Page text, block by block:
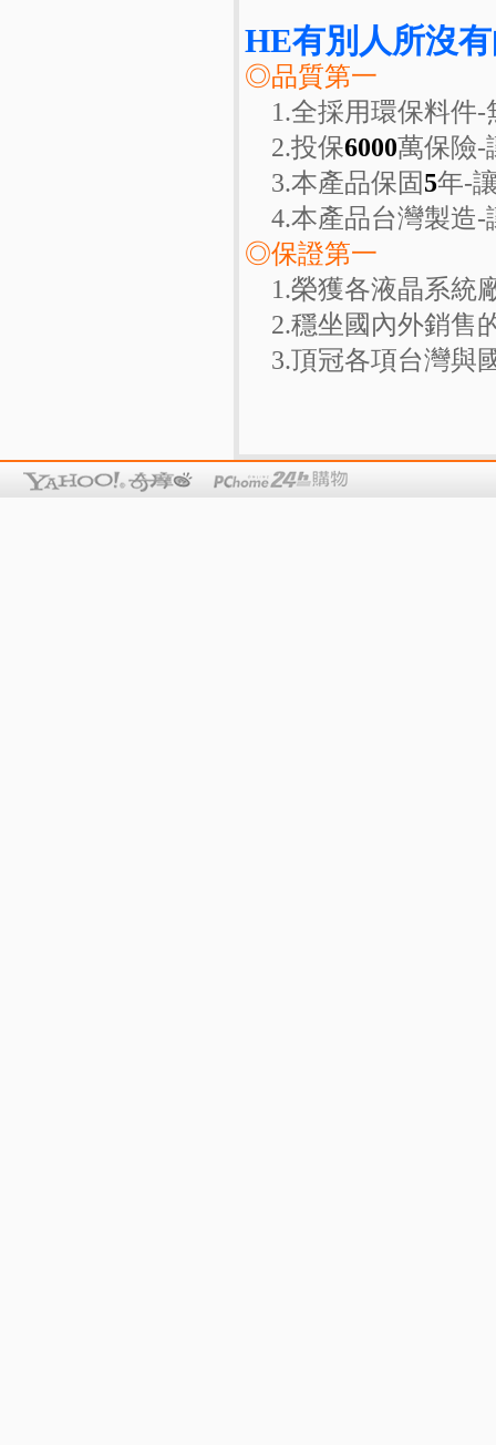
HE有別人所沒
◎品質第一
1.全採用環保料件-
2.投保6000萬保險-
3.本產品保固5年-
4.本產品台灣製造-
◎保證第一
1.榮獲各液晶系統
2.穩坐國內外銷售
3.頂冠各項台灣與